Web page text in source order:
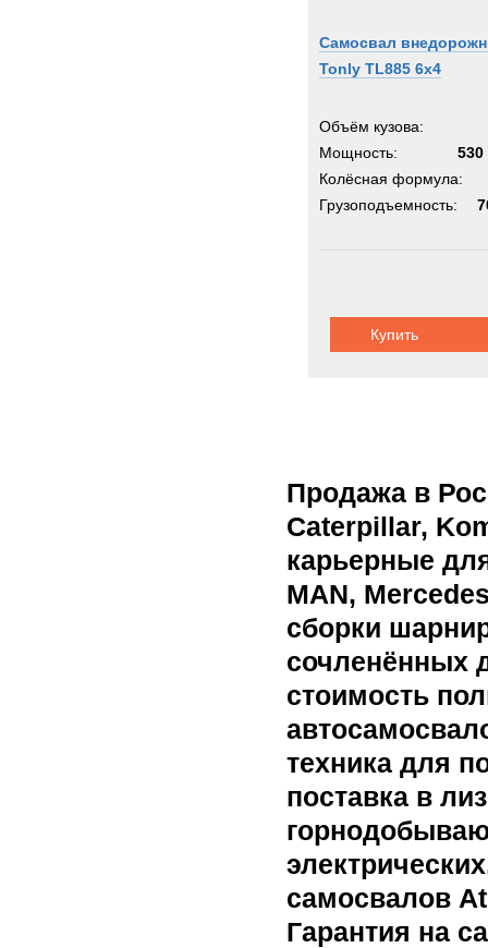
Самосвал
Tonly TL885 6x4
Объём кузова:
Мощность:
530
Колёсная формула:
Грузоподъемность:
Купить
Продажа в
Caterpillar,
карьерные
MAN,
сборки
сочленённых
стоимость
техника для
поставка в
самосвалов
Гарантия на